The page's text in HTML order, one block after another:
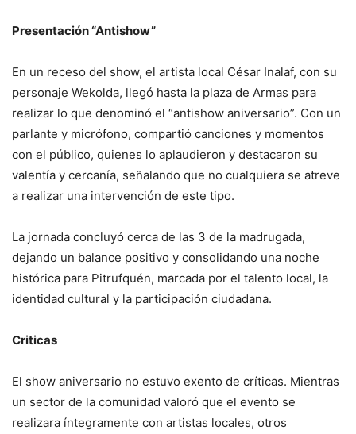
Presentación “Antishow”
En un receso del show, el artista local César Inalaf, con su
personaje Wekolda, llegó hasta la plaza de Armas para
realizar lo que denominó el “antishow aniversario”. Con un
parlante y micrófono, compartió canciones y momentos
con el público, quienes lo aplaudieron y destacaron su
valentía y cercanía, señalando que no cualquiera se atreve
a realizar una intervención de este tipo.
La jornada concluyó cerca de las 3 de la madrugada,
dejando un balance positivo y consolidando una noche
histórica para Pitrufquén, marcada por el talento local, la
identidad cultural y la participación ciudadana.
Criticas
El show aniversario no estuvo exento de críticas. Mientras
un sector de la comunidad valoró que el evento se
realizara íntegramente con artistas locales, otros